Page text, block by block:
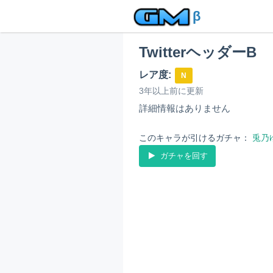
β
TwitterヘッダーB
レア度: N
3年以上前に更新
詳細情報はありません
このキャラが引けるガチャ： 兎乃
ガチャを回す